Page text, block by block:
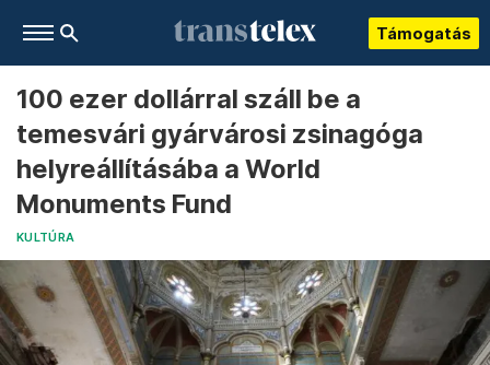
Támogatás
100 ezer dollárral száll be a
temesvári gyárvárosi zsinagóga
helyreállításába a World
Monuments Fund
KULTÚRA